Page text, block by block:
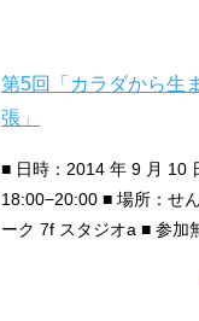
第5回「カラダから生
張」
■ 日時：2014 年 9 月 10
18:00−20:00 ■ 場所：せ
ーク 7f スタジオa ■ 参加